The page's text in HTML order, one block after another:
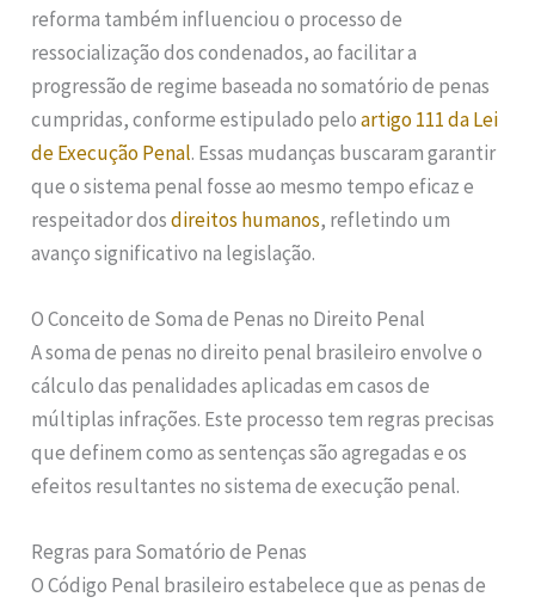
reforma também influenciou o processo de
ressocialização dos condenados, ao facilitar a
progressão de regime baseada no somatório de penas
cumpridas, conforme estipulado peloartigo 111 da Lei
de Execução Penal. Essas mudanças buscaram garantir
que o sistema penal fosse ao mesmo tempo eficaz e
respeitador dosdireitos humanos, refletindo um
avanço significativo na legislação.
O Conceito de Soma de Penas no Direito Penal
A soma de penas no direito penal brasileiro envolve o
cálculo das penalidades aplicadas em casos de
múltiplas infrações. Este processo tem regras precisas
que definem como as sentenças são agregadas e os
efeitos resultantes no sistema de execução penal.
Regras para Somatório de Penas
O Código Penal brasileiro estabelece que as penas de